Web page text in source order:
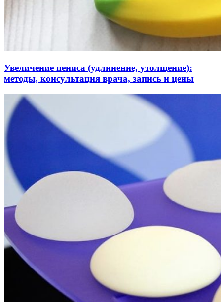
Увеличение пениса (удлинение, утолщение):
методы, консультация врача, запись и цены